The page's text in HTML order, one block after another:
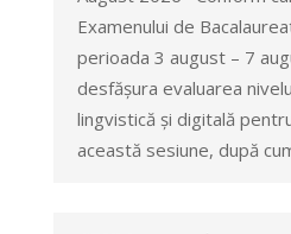
Examenului de
perioada 3 august – 7
desfășura evaluarea
lingvistică și digitală
această sesiune, după